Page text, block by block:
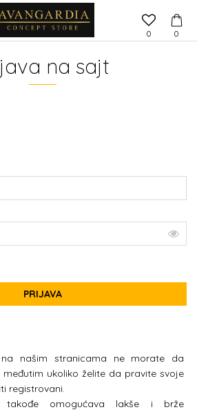
0
0
na sajt
PRIJAVA
našim stranicama ne morate da
međutim ukoliko želite da pravite svoje
registrovani.
takođe omogućava lakše i brže